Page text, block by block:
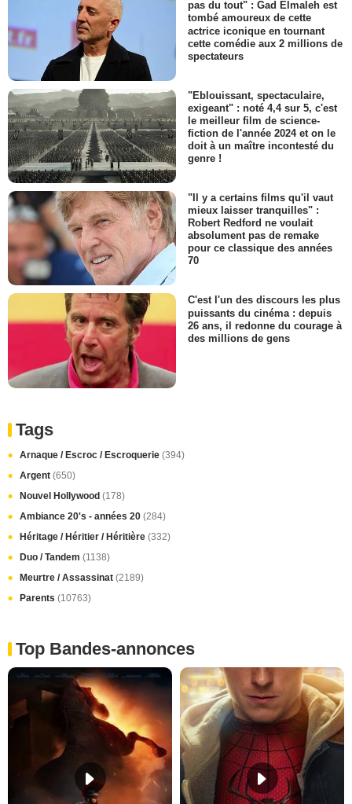
pas du tout" : Gad Elmaleh est
tombé amoureux de cette
actrice iconique en tournant
cette comédie aux 2 millions de
spectateurs
"Eblouissant, spectaculaire,
exigeant" : noté 4,4 sur 5, c'est
le meilleur film de science-
fiction de l'année 2024 et on le
doit à un maître incontesté du
genre !
"Il y a certains films qu'il vaut
mieux laisser tranquilles" :
Robert Redford ne voulait
absolument pas de remake
pour ce classique des années
70
C'est l'un des discours les plus
puissants du cinéma : depuis
26 ans, il redonne du courage à
des millions de gens
Tags
Arnaque / Escroc / Escroquerie (394)
Argent (650)
Nouvel Hollywood (178)
Ambiance 20's - années 20 (284)
Héritage / Héritier / Héritière (332)
Duo / Tandem (1138)
Meurtre / Assassinat (2189)
Parents (10763)
Top Bandes-annonces